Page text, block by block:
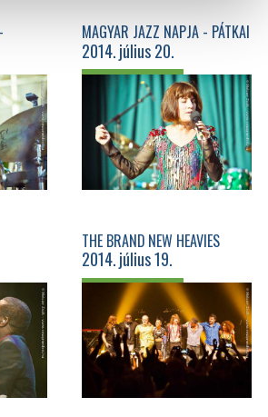
MAGYAR JAZZ NAPJA - PÁTKAI
ROZINA SEXTET
2014. július 20.
THE BRAND NEW HEAVIES
2014. július 19.